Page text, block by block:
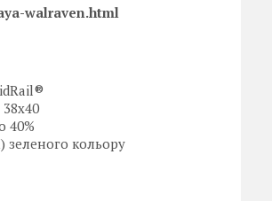
walraven.html
40%
зеленого кольору